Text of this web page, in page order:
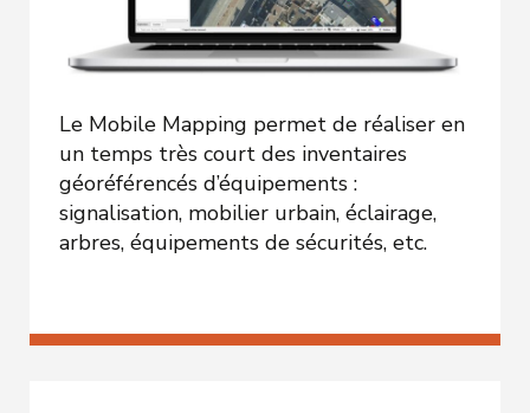
Le Mobile Mapping permet de réaliser en
un temps très court des inventaires
géoréférencés d’équipements :
signalisation, mobilier urbain, éclairage,
arbres, équipements de sécurités, etc.